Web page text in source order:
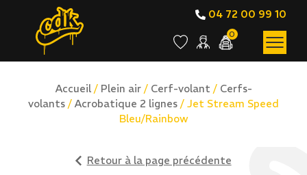
04 72 00 99 10
0
Accueil/ Plein air/ Cerf-volant / Cerfs-
volants / Acrobatique 2 lignes / Jet Stream Speed
Bleu/Rainbow
Retour à la page précédente